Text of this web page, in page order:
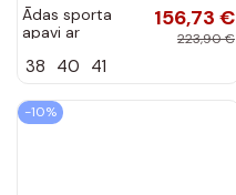
Ādas sporta
apavi ar
leoparda rakstu
brūni-sarkani
156,73 €
223,90 €
38 40 41
-10%